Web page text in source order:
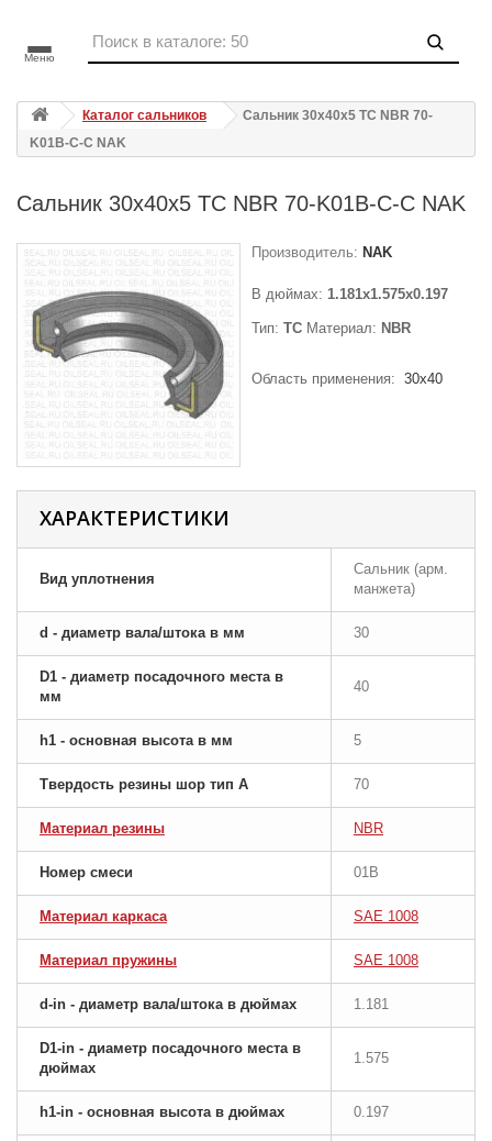
Меню
Каталог сальников
Сальник 30x40x5 TC NBR 70-
K01B-C-C NAK
Сальник 30x40x5 TC NBR 70-K01B-C-C NAK
Производитель: NAK
В дюймах: 1.181x1.575x0.197
Тип: TC Материал: NBR
Область применения: 30x40
ХАРАКТЕРИСТИКИ
Вид уплотнения
Сальник (арм.
манжета)
d - диаметр вала/штока в мм 30
D1 - диаметр посадочного места в
мм
40
h1 - основная высота в мм 5
Твердость резины шор тип A 70
Материал резины NBR
Номер смеси 01B
Материал каркаса SAE 1008
Материал пружины SAE 1008
d-in - диаметр вала/штока в дюймах 1.181
D1-in - диаметр посадочного места в
дюймах
1.575
h1-in - основная высота в дюймах 0.197